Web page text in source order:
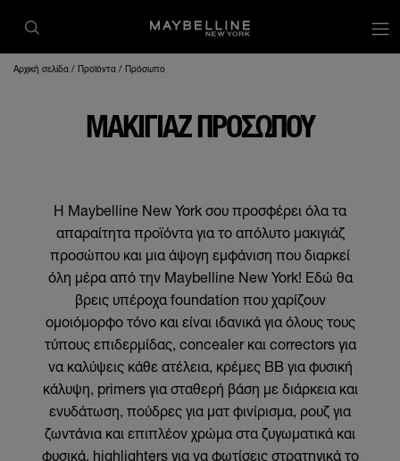
Αρχική σελίδα Προϊόντα Πρόσωπο
ΜΑΚΙΓΙΑΖ ΠΡΟΣΩΠΟΥ
Η Maybelline New York σου προσφέρει όλα τα
απαραίτητα προϊόντα για το απόλυτο μακιγιάζ
προσώπου και μια άψογη εμφάνιση που διαρκεί
όλη μέρα από την Maybelline New York! Εδώ θα
βρεις υπέροχα foundation που χαρίζουν
ομοιόμορφο τόνο και είναι ιδανικά για όλους τους
τύπους επιδερμίδας, concealer και correctors για
να καλύψεις κάθε ατέλεια, κρέμες BB για φυσική
κάλυψη, primers για σταθερή βάση με διάρκεια και
ενυδάτωση, πούδρες για ματ φινίρισμα, ρουζ για
ζωντάνια και επιπλέον χρώμα στα ζυγωματικά και
φυσικά, highlighters για να φωτίσεις στρατηγικά το